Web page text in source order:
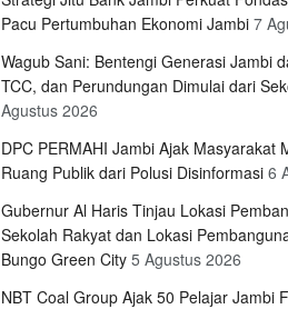
Pacu Pertumbuhan Ekonomi Jambi 7
Wagub Sani: Bentengi Generasi Jambi
TCC, dan Perundungan Dimulai dari
Agustus 2026
DPC PERMAHI Jambi Ajak Masyarakat
Ruang Publik dari Polusi Disinformasi 6
Gubernur Al Haris Tinjau Lokasi
Sekolah Rakyat dan Lokasi
Bungo Green City 5 Agustus 2026
NBT Coal Group Ajak 50 Pelajar Jambi